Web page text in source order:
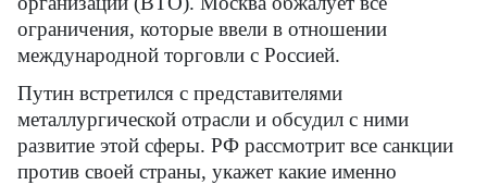
ограничения, которые ввели в отношении
международной торговли с Россией.
Путин встретился с представителями
металлургической отрасли и обсудил с ними
развитие этой сферы. РФ рассмотрит все санкции
против своей страны, укажет какие именно